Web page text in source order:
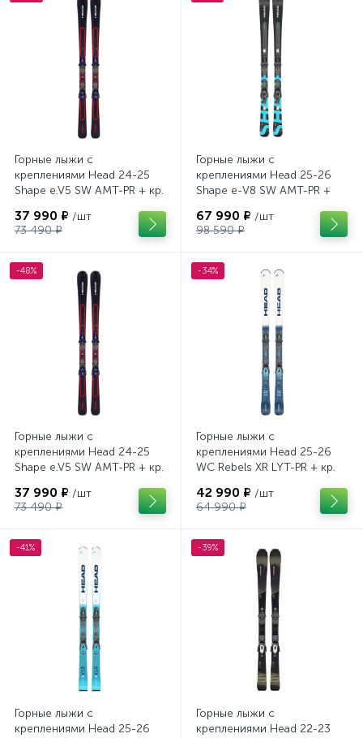
Горные лыжи с
креплениями Head 24-25
Shape e.V5 SW AMT-PR + кр.
37 990 ₽ /шт
73 490 ₽
Горные лыжи с
креплениями Head 25-26
Shape e-V8 SW AMT-PR +
67 990 ₽ /шт
98 590 ₽
-48%
Горные лыжи с
креплениями Head 24-25
Shape e.V5 SW AMT-PR + кр.
37 990 ₽ /шт
73 490 ₽
-34%
Горные лыжи с
креплениями Head 25-26
WC Rebels XR LYT-PR + кр.
42 990 ₽ /шт
64 990 ₽
-41%
Горные лыжи с
креплениями Head 25-26
-39%
Горные лыжи с
креплениями Head 22-23